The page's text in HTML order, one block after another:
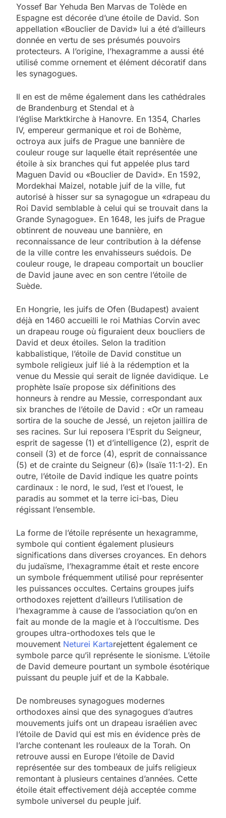
Yossef Bar Yehuda Ben Marvas de Tolède en
Espagne est décorée d’une étoile de David. Son
appellation «Bouclier de David» lui a été d’ailleurs
donnée en vertu de ses présumés pouvoirs
protecteurs. A l’origine, l’hexagramme a aussi été
utilisé comme ornement et élément décoratif dans
les synagogues.
Il en est de même également dans les cathédrales
de Brandenburg et Stendal et à
l’église Marktkirche à Hanovre. En 1354, Charles
IV, empereur germanique et roi de Bohème,
octroya aux juifs de Prague une bannière de
couleur rouge sur laquelle était représentée une
étoile à six branches qui fut appelée plus tard
Maguen David ou «Bouclier de David». En 1592,
Mordekhai Maizel, notable juif de la ville, fut
autorisé à hisser sur sa synagogue un «drapeau du
Roi David semblable à celui qui se trouvait dans la
Grande Synagogue». En 1648, les juifs de Prague
obtinrent de nouveau une bannière, en
reconnaissance de leur contribution à la défense
de la ville contre les envahisseurs suédois. De
couleur rouge, le drapeau comportait un bouclier
de David jaune avec en son centre l’étoile de
Suède.
En Hongrie, les juifs de Ofen (Budapest) avaient
déjà en 1460 accueilli le roi Mathias Corvin avec
un drapeau rouge où figuraient deux boucliers de
David et deux étoiles. Selon la tradition
kabbalistique, l’étoile de David constitue un
symbole religieux juif lié à la rédemption et la
venue du Messie qui serait de lignée davidique. Le
prophète Isaïe propose six définitions des
honneurs à rendre au Messie, correspondant aux
six branches de l’étoile de David : «Or un rameau
sortira de la souche de Jessé, un rejeton jaillira de
ses racines. Sur lui reposera l’Esprit du Seigneur,
esprit de sagesse (1) et d’intelligence (2), esprit de
conseil (3) et de force (4), esprit de connaissance
(5) et de crainte du Seigneur (6)» (Isaïe 11:1-2). En
outre, l’étoile de David indique les quatre points
cardinaux : le nord, le sud, l’est et l’ouest, le
paradis au sommet et la terre ici-bas, Dieu
régissant l’ensemble.
La forme de l’étoile représente un hexagramme,
symbole qui contient également plusieurs
significations dans diverses croyances. En dehors
du judaïsme, l’hexagramme était et reste encore
un symbole fréquemment utilisé pour représenter
les puissances occultes. Certains groupes juifs
orthodoxes rejettent d’ailleurs l’utilisation de
l’hexagramme à cause de l’association qu’on en
fait au monde de la magie et à l’occultisme. Des
groupes ultra-orthodoxes tels que le
mouvement Neturei Kartarejettent également ce
symbole parce qu’il représente le sionisme. L’étoile
de David demeure pourtant un symbole ésotérique
puissant du peuple juif et de la Kabbale.
De nombreuses synagogues modernes
orthodoxes ainsi que des synagogues d’autres
mouvements juifs ont un drapeau israélien avec
l’étoile de David qui est mis en évidence près de
l’arche contenant les rouleaux de la Torah. On
retrouve aussi en Europe l’étoile de David
représentée sur des tombeaux de juifs religieux
remontant à plusieurs centaines d’années. Cette
étoile était effectivement déjà acceptée comme
symbole universel du peuple juif.